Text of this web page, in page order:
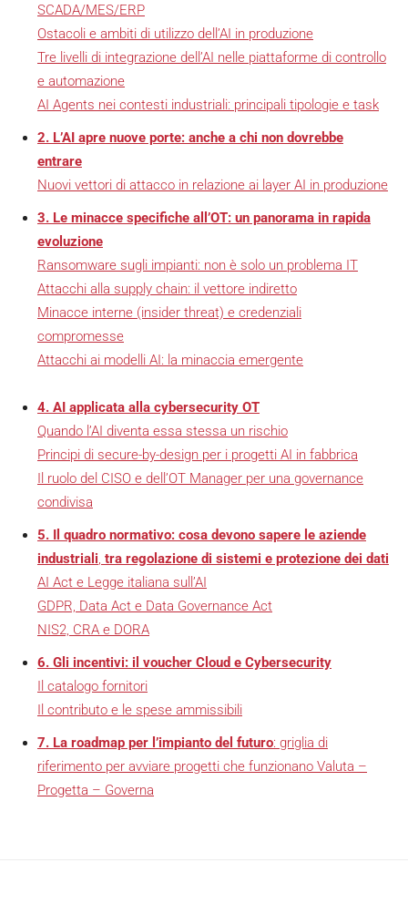
SCADA/MES/ERP
Ostacoli e ambiti di utilizzo dell’AI in produzione
Tre livelli di integrazione dell’AI nelle piattaforme di controllo
e automazione
AI Agents nei contesti industriali: principali tipologie e task
2. L’AI apre nuove porte: anche a chi non dovrebbe
entrare
Nuovi vettori di attacco in relazione ai layer AI in produzione
3. Le minacce specifiche all’OT: un panorama in rapida
evoluzione
Ransomware sugli impianti: non è solo un problema IT
Attacchi alla supply chain: il vettore indiretto
Minacce interne (insider threat) e credenziali
compromesse
Attacchi ai modelli AI: la minaccia emergente
4. AI applicata alla cybersecurity OT
Quando l’AI diventa essa stessa un rischio
Principi di secure-by-design per i progetti AI in fabbrica
Il ruolo del CISO e dell’OT Manager per una governance
condivisa
5. Il quadro normativo: cosa devono sapere le aziende
industriali, tra regolazione di sistemi e protezione dei dati
AI Act e Legge italiana sull’AI
GDPR, Data Act e Data Governance Act
NIS2, CRA e DORA
6. Gli incentivi: il voucher Cloud e Cybersecurity
Il catalogo fornitori
Il contributo e le spese ammissibili
7. La roadmap per l’impianto del futuro: griglia di
riferimento per avviare progetti che funzionano Valuta –
Progetta – Governa